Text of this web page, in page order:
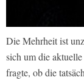
Die Mehrheit ist
sich um die
fragte, ob die